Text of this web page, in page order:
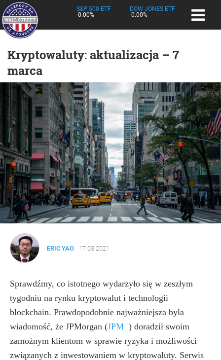
S&P 500 ETF
0.00%
DOW JONES ETF
0.00%
Kryptowaluty: aktualizacja – 7
marca
ERIC YAO 17.03.2021
Sprawdźmy, co istotnego wydarzyło się w zeszłym
tygodniu na rynku kryptowalut i technologii
blockchain. Prawdopodobnie najważniejsza była
wiadomość, że JPMorgan (JPM ) doradził swoim
zamożnym klientom w sprawie ryzyka i możliwości
związanych z inwestowaniem w kryptowaluty. Serwis